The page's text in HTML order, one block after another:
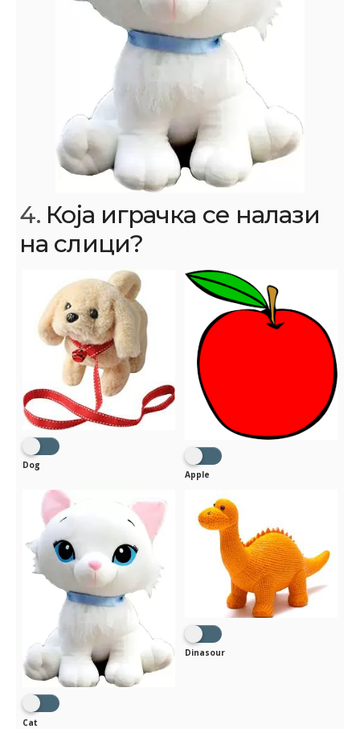
4. Која играчка се налази
на слици?
Dog
Apple
Cat
Dinasour